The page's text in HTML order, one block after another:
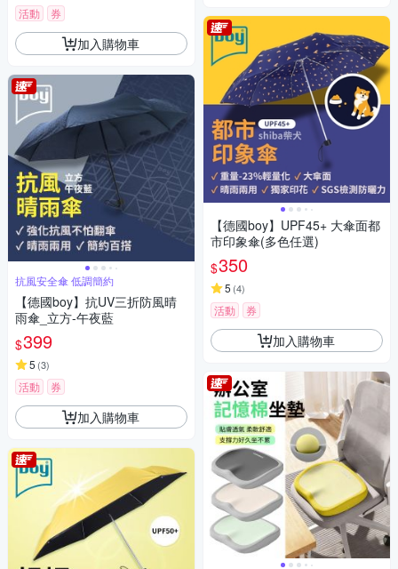
活動 券
加入購物車
抗風安全傘 低調簡約
【德國boy】抗UV三折防風晴
雨傘_立方-午夜藍
$399
5 (3)
活動 券
加入購物車
【德國boy】UPF45+ 大傘面都
市印象傘(多色任選)
$350
5 (4)
活動 券
加入購物車